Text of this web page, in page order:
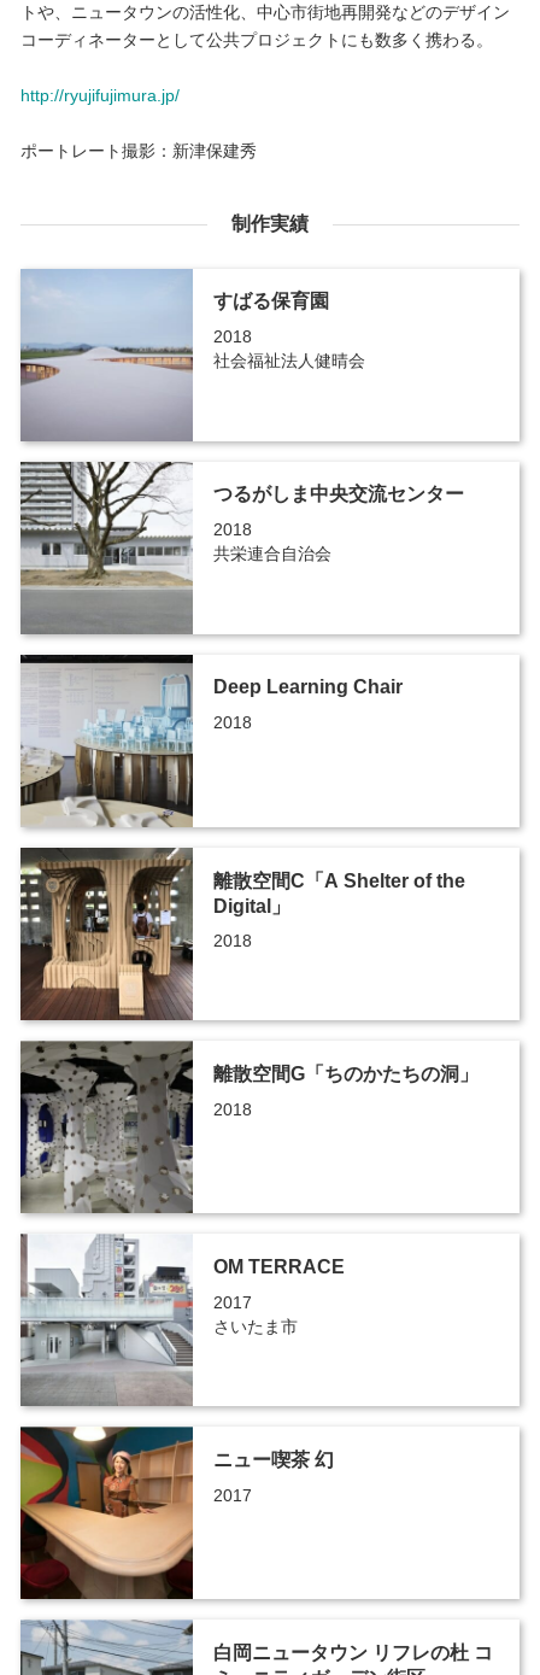
トや、ニュータウンの活性化、中心市街地再開発などのデザイン
コーディネーターとして公共プロジェクトにも数多く携わる。
http://ryujifujimura.jp/
ポートレート撮影：新津保建秀
制作実績
すばる保育園
2018
社会福祉法人健晴会
つるがしま中央交流センター
2018
共栄連合自治会
Deep Learning Chair
2018
離散空間C「A Shelter of the
Digital」
2018
離散空間G「ちのかたちの洞」
2018
OM TERRACE
2017
さいたま市
ニュー喫茶 幻
2017
白岡ニュータウン リフレの杜 コ